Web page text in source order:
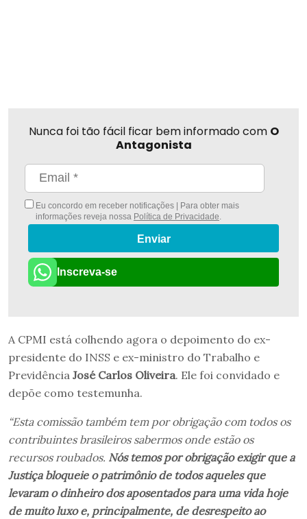
Nunca foi tão fácil ficar bem informado com O
Antagonista
Eu concordo em receber notificações | Para obter mais
informações reveja nossa Política de Privacidade.
Enviar
Inscreva-se
A CPMI está colhendo agora o depoimento do ex-
presidente do INSS e ex-ministro do Trabalho e
Previdência José Carlos Oliveira. Ele foi convidado e
depõe como testemunha.
“Esta comissão também tem por obrigação com todos os
contribuintes brasileiros sabermos onde estão os
recursos roubados. Nós temos por obrigação exigir que a
Justiça bloqueie o patrimônio de todos aqueles que
levaram o dinheiro dos aposentados para uma vida hoje
de muito luxo e, principalmente, de desrespeito ao